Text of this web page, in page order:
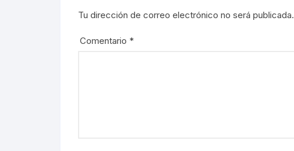
Tu dirección de correo electrónico no será publicada.
Comentario *